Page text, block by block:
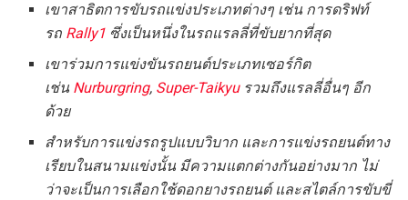
เขาสาธิตการขับรถแข่งประเภทต่างๆ เช่น การดริฟท์
รถ Rally1 ซึ่งเป็นหนึ่งในรถแรลลี่ที่ขับยากที่สุด
เขาร่วมการแข่งขันรถยนต์ประเภทเซอร์กิต
เช่น Nurburgring, Super-Taikyu รวมถึงแรลลี่อื่นๆ อีก
ด้วย
สำหรับการแข่งรถรูปแบบวิบาก และการแข่งรถยนต์ทาง
เรียบในสนามแข่งนั้น มีความแตกต่างกันอย่างมาก ไม่
ว่าจะเป็นการเลือกใช้ดอกยางรถยนต์ และสไตล์การขับขี่